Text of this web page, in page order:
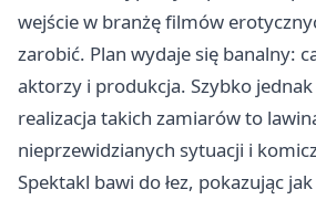
wejście w branżę filmów
zarobić. Plan wydaje się banalny:
aktorzy i produkcja. Szybko
realizacja takich zamiarów to
nieprzewidzianych sytuacji i
Spektakl bawi do łez, pokazując